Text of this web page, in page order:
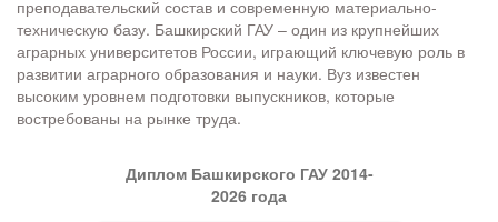
преподавательский состав и современную материально-
техническую базу. Башкирский ГАУ – один из крупнейших
аграрных университетов России, играющий ключевую роль в
развитии аграрного образования и науки. Вуз известен
высоким уровнем подготовки выпускников, которые
востребованы на рынке труда.
Диплом Башкирского ГАУ 2014-
2026 года